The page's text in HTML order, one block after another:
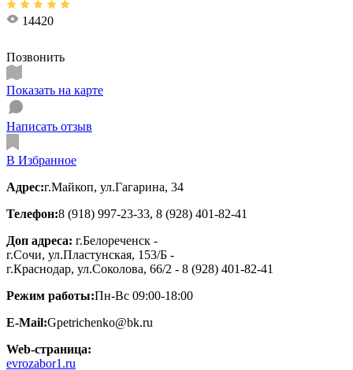
14420
Позвонить
Показать на карте
Написать отзыв
В Избранное
Адрес:г.Майкоп, ул.Гагарина, 34
Телефон:8 (918) 997-23-33, 8 (928) 401-82-41
Доп адреса: г.Белореченск -
г.Сочи, ул.Пластунская, 153/Б -
г.Краснодар, ул.Соколова, 66/2 - 8 (928) 401-82-41
Режим работы:Пн-Вс 09:00-18:00
E-Mail:Gpetrichenko@bk.ru
Web-страница:
evrozabor1.ru